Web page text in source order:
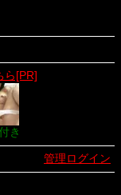
ら[PR]
き
管理ログイン